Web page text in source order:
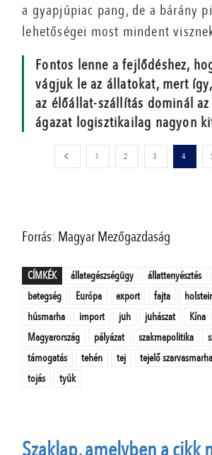
a gyapjúpiac pang, de a bárány
lehetőségei most mindent
Fontos lenne a fejlődéshez,
vágjuk le az állatokat, mert
az élőállat-szállítás dominál
ágazat logisztikailag nagyon
1 2 3 4
Forrás: Magyar Mezőgazdaság
CÍMKÉK állategészségügy állattenyésztés
betegség
Európa export fajta
húsmarha
import juh juhászat Kína
Magyarország
pályázat szakmapolitika
támogatás
tehén tej tejelő szarvasmarha
tojás
tyúk